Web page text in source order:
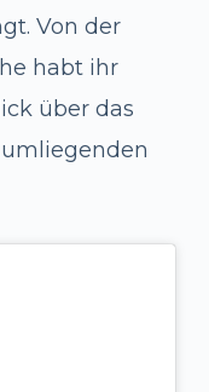
Von der
habt ihr
über das